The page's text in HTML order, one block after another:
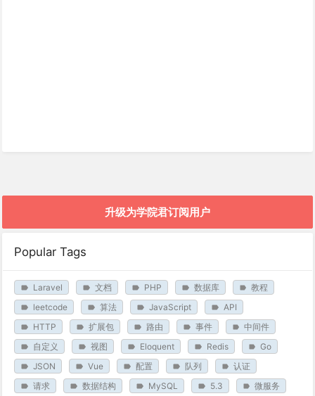
升级为学院君订阅用户
Popular Tags
Laravel 文档 PHP 数据库
教程
leetcode
算法 JavaScript
API
HTTP
扩展包 路由 事件
中间件
自定义
视图 Eloquent Redis
Go
JSON
Vue 配置 队列
认证
请求
数据结构 MySQL 5.3
微服务